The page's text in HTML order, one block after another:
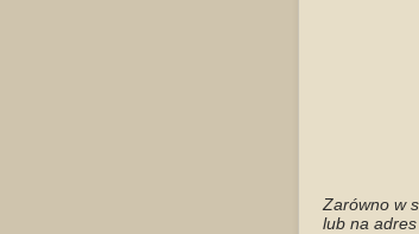
Zarówno w
lub na